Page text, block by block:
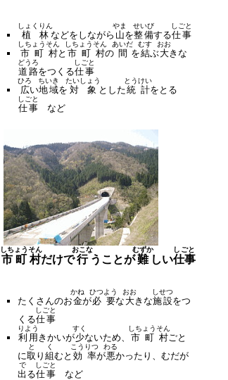
植林
しょくりん
などをしながら 山
やま
を整備
せいび
する仕事
しごと
市町村
しちょうそん
と 市町村
しちょうそん
の 間
あいだ
を結
むす
ぶ大
おお
きな
道路
どうろ
をつくる仕事
しごと
広
ひろ
い地域
ちいき
を 対象
たいしょう
とした統計
とうけい
をとる
仕事
しごと
など
市町村
しちょうそん
だけで行
おこな
うことが難
むずか
しい仕事
しごと
たくさんのお金
かね
が必要
ひつよう
な 大
おお
きな施設
しせつ
をつ
くる仕事
しごと
利用
りよう
きかいが少
すく
ないため、 市町村
しちょうそん
ごと
に取
と
り 組
く
むと 効率
こうりつ
が悪
わる
かったり、むだが
出
で
る仕事
しごと
など